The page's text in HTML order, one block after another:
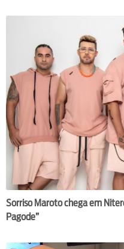
Sorriso Maroto chega em
Pagode”